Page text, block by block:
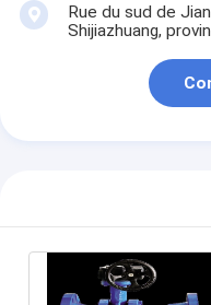
Rue du sud de
Shijiazhuang,